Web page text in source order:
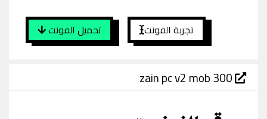
تحميل الفونت تجربة الفونت
zain pc v2 mob 300